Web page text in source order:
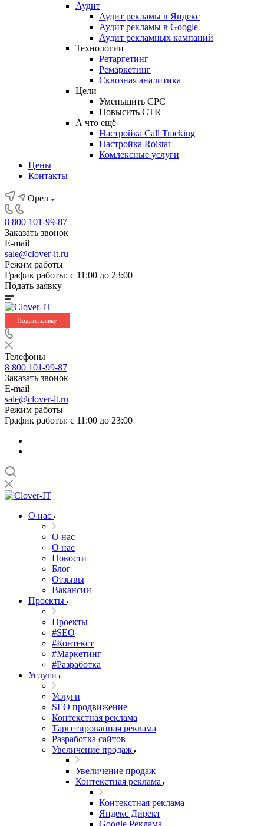
Аудит
Аудит рекламы в Яндекс
Аудит рекламы в Google
Аудит рекламных кампаний
Технологии
Ретаргетинг
Ремаркетинг
Сквозная аналитика
Цели
Уменьшить CPC
Повысить CTR
А что ещё
Настройка Call Tracking
Настройка Roistat
Комлексные услуги
Цены
Контакты
Орел
8 800 101-99-87
Заказать звонок
E-mail
sale@clover-it.ru
Режим работы
График работы: с 11:00 до 23:00
Подать заявку
Подать заявку
Телефоны
8 800 101-99-87
Заказать звонок
E-mail
sale@clover-it.ru
Режим работы
График работы: с 11:00 до 23:00
О нас
О нас
О нас
Новости
Блог
Отзывы
Вакансии
Проекты
Проекты
#SEO
#Контекст
#Маркетинг
#Разработка
Услуги
Услуги
SEO продвижение
Контекстная реклама
Таргетированная реклама
Разработка сайтов
Увеличение продаж
Увеличение продаж
Контекстная реклама
Контекстная реклама
Яндекс Директ
Google Реклама